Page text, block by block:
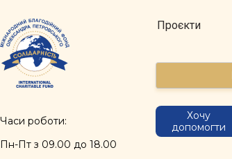
Часи роботи:
Пн-Пт з 09.00 до 18.00
Проєкти
Хочу
допомогти